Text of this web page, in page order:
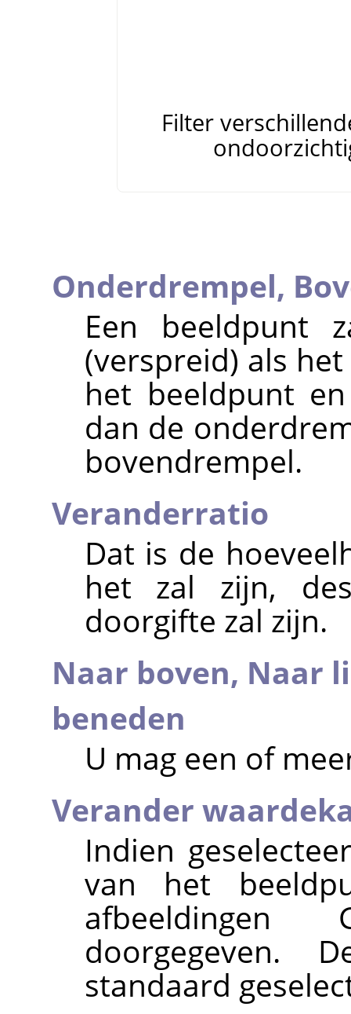
Filter
Onderdrempel,
Een beeldpunt
(verspreid) als
het beeldpunt
dan de
bovendrempel.
Veranderratio
Dat is de
het zal zijn,
doorgifte zal zijn.
Naar boven, Naar
beneden
U mag een of
Verander
Indien
van het
afbeeldingen
doorgegeven.
standaard